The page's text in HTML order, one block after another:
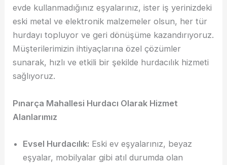
evde kullanmadığınız eşyalarınız, ister iş yerinizdeki
eski metal ve elektronik malzemeler olsun, her tür
hurdayı topluyor ve geri dönüşüme kazandırıyoruz.
Müşterilerimizin ihtiyaçlarına özel çözümler
sunarak, hızlı ve etkili bir şekilde hurdacılık hizmeti
sağlıyoruz.
Pınarça Mahallesi Hurdacı Olarak Hizmet
Alanlarımız
Evsel Hurdacılık: Eski ev eşyalarınız, beyaz
eşyalar, mobilyalar gibi atıl durumda olan